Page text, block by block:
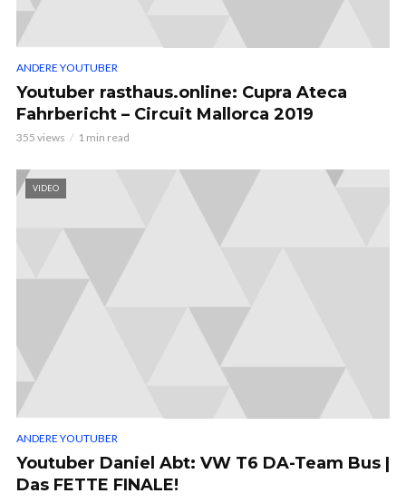
ANDERE YOUTUBER
Youtuber rasthaus.online: Cupra Ateca
Fahrbericht – Circuit Mallorca 2019
355 views 1 min read
VIDEO
ANDERE YOUTUBER
Youtuber Daniel Abt: VW T6 DA-Team Bus |
Das FETTE FINALE!